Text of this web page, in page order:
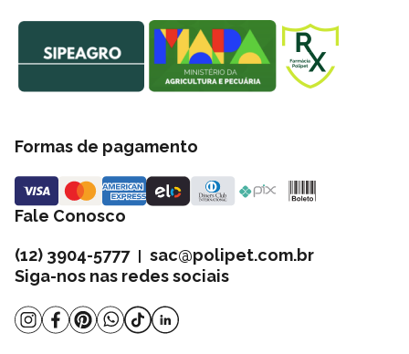
Formas de pagamento
Fale Conosco
(12) 3904-5777| sac@polipet.com.br
Siga-nos nas redes sociais